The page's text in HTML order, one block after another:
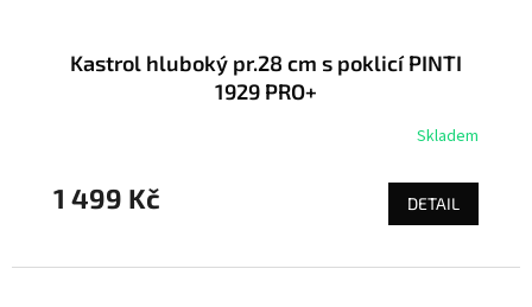
Kastrol hluboký pr.28 cm s poklicí PINTI
1929 PRO+
Skladem
1 499 Kč DETAIL